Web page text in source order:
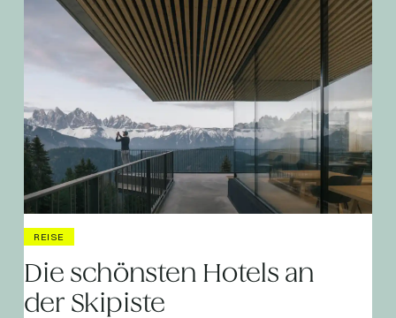
REISE
Die schönsten Hotels an
der Skipiste